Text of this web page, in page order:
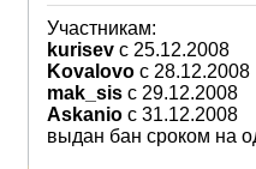
Участникам:
kurisev с 25.12.2008
Kovalovo с 28.12.2008
mak_sis с 29.12.2008
Askanio с 31.12.2008
выдан бан сроком на